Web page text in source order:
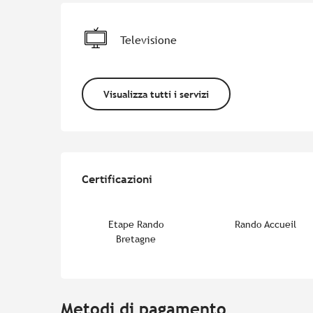
Televisione
Visualizza tutti i servizi
Certificazioni
Certificazioni
Etape Rando
Bretagne
Rando Accueil
Metodi di pagamento